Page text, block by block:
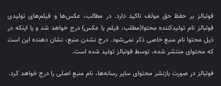
فوتبالز بر حفظ حق مولف تاکید دارد. در مطالب، عکس‌ها و فیلم‌های تولیدی
فوتبالز نام تولیدکننده محتوا(مطلب، فیلم یا عکس) درج خواهد شد و یا اینکه در
ذیل محتوا نام منبع خاصی ذکر نمی‌‎شود. درج نشدن منبع، نشان دهنده این است
که محتوای منتشر شده، توسط فوتبالز تولید شده است.
فوتبالز در صورت بازنشر محتوای سایر رسانه‌ها، نام منبع اصلی را درج خواهد کرد.